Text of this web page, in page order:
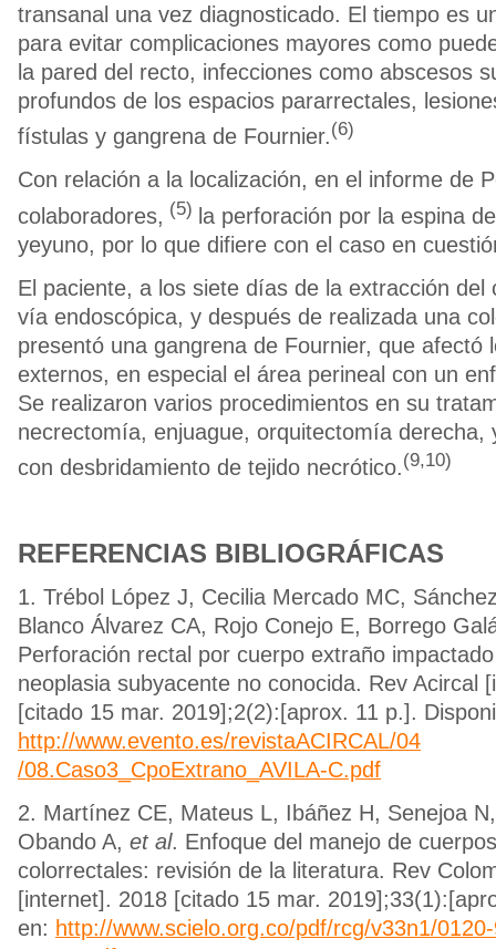
transanal una vez diagnosticado. El tiempo es
para evitar complicaciones mayores como
la pared del recto, infecciones como abscesos
profundos de los espacios pararrectales,
fístulas y gangrena de Fournier.(6)
Con relación a la localización, en el informe de
colaboradores, (5) la perforación por la espina
yeyuno, por lo que difiere con el caso en
El paciente, a los siete días de la extracción del
vía endoscópica, y después de realizada una
presentó una gangrena de Fournier, que afectó
externos, en especial el área perineal con un
Se realizaron varios procedimientos en su
necrectomía, enjuague, orquitectomía derecha,
con desbridamiento de tejido necrótico.(9,10)
REFERENCIAS BIBLIOGRÁFICAS
1. Trébol López J, Cecilia Mercado MC,
Blanco Álvarez CA, Rojo Conejo E, Borrego
Perforación rectal por cuerpo extraño
neoplasia subyacente no conocida. Rev Acircal
[citado 15 mar. 2019];2(2):[aprox. 11 p.].
http://www.evento.es/revistaACIRCAL/04
/08.Caso3_CpoExtrano_AVILA-C.pdf
2. Martínez CE, Mateus L, Ibáñez H, Senejoa
Obando A, et al. Enfoque del manejo de
colorrectales: revisión de la literatura. Rev
[internet]. 2018 [citado 15 mar.
en: http://www.scielo.org.co/pdf/rcg/v33n1/